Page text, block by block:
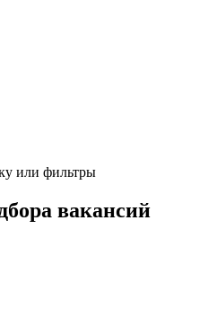
или фильтры
вакансий